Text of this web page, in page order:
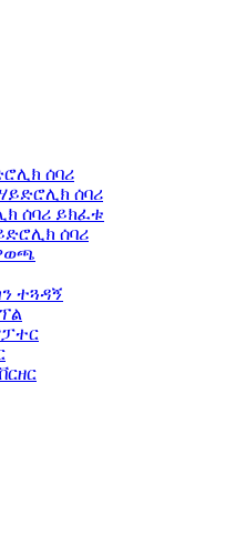
ሰባሪ
ሰባሪ
ሰባሪ ይክፈቱ
ሰባሪ
ተጓዳኝ